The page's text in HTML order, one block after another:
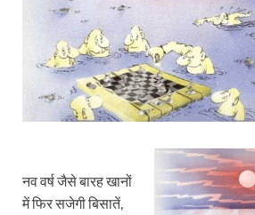
नव वर्ष जैसे बारह खानों
में फिर सजेगी बिसातें,